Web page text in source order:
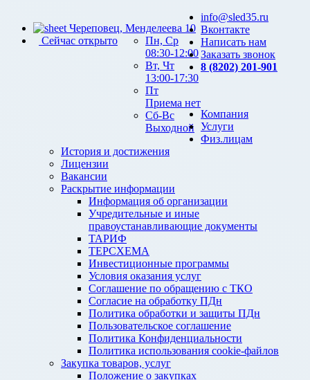
Череповец, Менделеева 10
Сейчас открыто
Пн, Ср
08:30-12:00
Вт, Чт
13:00-17:30
Пт
Приема нет
Сб-Вс
Выходной
info@sled35.ru
Вконтакте
Написать нам
Заказать звонок
8 (8202) 201-901
Компания
История и достижения
Лицензии
Вакансии
Раскрытие информации
Информация об организации
Учредительные и иные
правоустанавливающие документы
ТАРИФ
ТЕРСХЕМА
Инвестиционные программы
Условия оказания услуг
Соглашение по обращению с ТКО
Согласие на обработку ПДн
Политика обработки и защиты ПДн
Пользовательское соглашение
Политика Конфиденциальности
Политика использования cookie-файлов
Закупка товаров, услуг
Положение о закупках
Услуги
Физ.лицам